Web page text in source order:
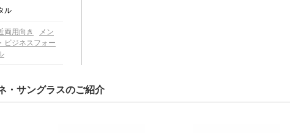
ル
両用向き
メン
ビジネスフォー
・サングラスのご紹介